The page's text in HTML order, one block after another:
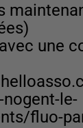
une
le-
fluo-